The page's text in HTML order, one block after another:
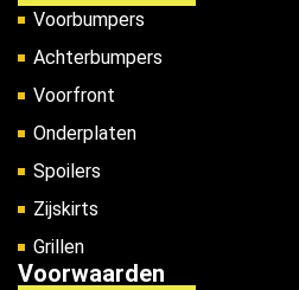
Voorbumpers
Achterbumpers
Voorfront
Onderplaten
Spoilers
Zijskirts
Grillen
Voorwaarden